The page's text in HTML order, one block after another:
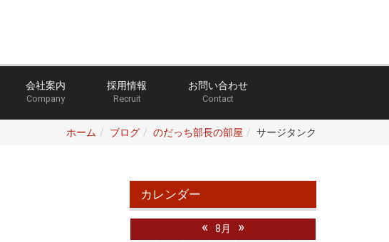
会社案内
Company
採用情報
Recruit
お問い合わせ
Contact
ホーム ブログ のだっち部長の部屋 サージタンク
カレンダー
« 8月 »